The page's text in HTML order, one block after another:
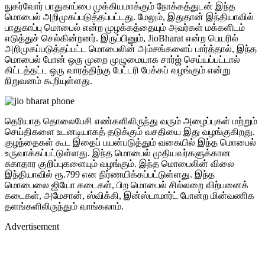
நுகர்வோர் பாதுகாப்பை முக்கியமாக்கும் நோக்கத்துடன் இந்த
மொபைல் அறிமுகப்படுத்தப்பட்டது. மேலும், இதுதான் இந்தியாவில்
பாதுகாப்பு மொபைல் என்ற முழக்கத்தையும் அவர்கள் மக்களிடம்
எடுத்துச் செல்கின்றனர். இருப்பினும், JioBharat என்ற பெயரில்
அறிமுகப்படுத்தப்பட்ட மொபைலின் அம்சங்களைப் பார்த்தால், இந்த
மொபைல் போன் ஒரு முறை முழுமையாக சார்ஜ் செய்யப்பட்டால்
கிட்டத்தட்ட ஒரு வாரத்திற்கு பேட்டரி பேக்கப் வழங்கும் என்று
நிறுவனம் கூறியுள்ளது.
தெரியாத தொலைபேசி எண்களிலிருந்து வரும் அழைப்புகள் மற்றும்
செய்திகளை உடனடியாகத் தடுக்கும் வசதியை இது வழங்குகிறது.
குழந்தைகள் கூட இதைப் பயன்படுத்தும் வகையில் இந்த மொபைல்
உருவாக்கப்பட்டுள்ளது. இந்த மொபைல் முதியவர்களுக்கான
சுகாதார குறிப்புகளையும் வழங்கும். இந்த மொபைலின் விலை
இந்தியாவில் ரூ.799 என நிர்ணயிக்கப்பட்டுள்ளது. இந்த
மொபைலை ஜியோ கடைகள், பிற மொபைல் சில்லறை விற்பனைக்
கடைகள், அமேசான், ஸ்விக்கி, இன்ஸ்டாமார்ட் போன்ற மின்வணிக
தளங்களிலிருந்தும் வாங்கலாம்.
Advertisement